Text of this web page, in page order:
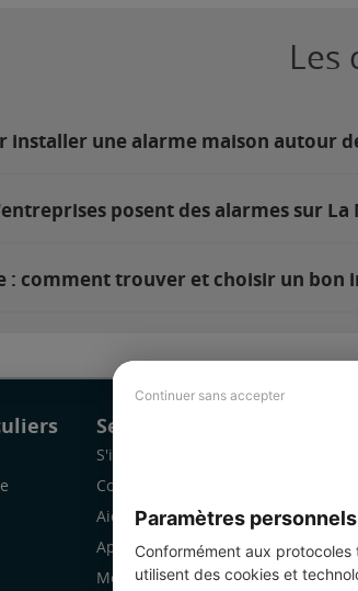
Continuer sans accepter
Paramètres
Conformément aux
utilisent des cookies et
Les
installer une alarme maison autour
posent des alarmes sur La
: comment trouver et choisir un bon
Services Pro
S'inscrire
Comment ça marche
Aide
Application Mobile
Mon espace